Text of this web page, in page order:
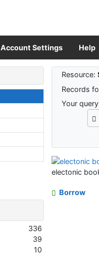
Account Settings Help
Resource:
Records
Your
electonic
Borrow
336
39
10